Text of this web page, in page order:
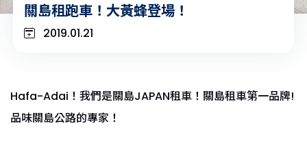
關島租跑車！大黃蜂登場！
2019.01.21
Hafa-Adai！我們是關島JAPAN租車！關島租車第一品牌!
品味關島公路的專家！